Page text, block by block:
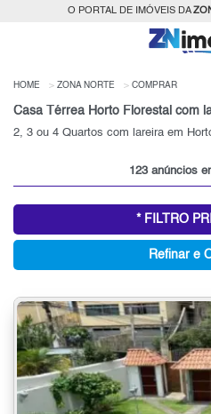
O PORTAL DE IMÓVEIS DA
HOME ZONA NORTE COMPRAR
2, 3 ou 4 Quartos com lareira em
123 anúncios
* FILTRO
Refinar e